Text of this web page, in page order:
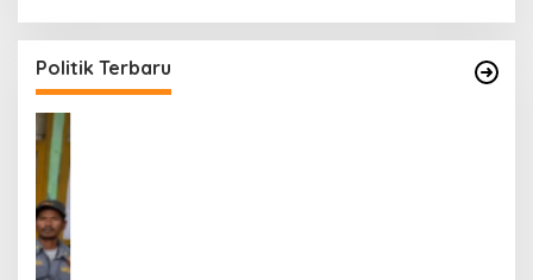
Politik Terbaru
Mendaftar di PKB
Di Politik | 24 April 2024